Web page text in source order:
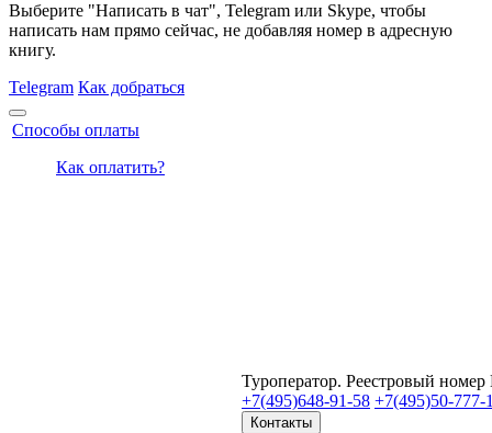
Выберите "Написать в чат", Telegram или Skype, чтобы
написать нам прямо сейчас, не добавляя номер в адресную
книгу.
Telegram Как добраться
Способы оплаты
Как оплатить?
Туроператор. Реестровый
+7(495)648-91-58 +7(495)50-777-
Контакты